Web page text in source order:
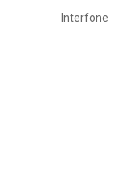
Interfone